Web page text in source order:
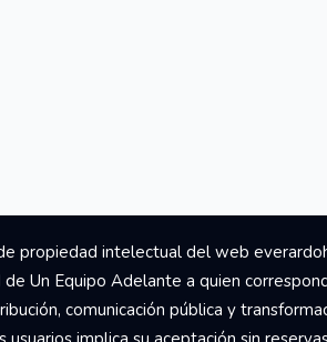
propiedad intelectual del web
Un Equipo Adelante a quien
comunicación pública y